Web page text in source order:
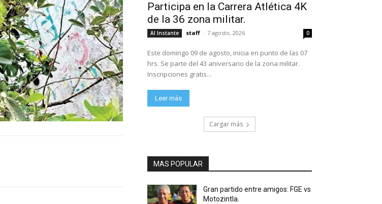
Participa en la Carrera Atlética 4K
de la 36 zona militar.
Al Instante staff - 7 agosto, 2026 0
Este domingo 09 de agosto, inicia en punto de las 07
hrs. Se parte del 43 aniversario de la zona militar.
Inscripciones gratis...
Leer más
Cargar más
MAS POPULAR
Gran partido entre amigos: FGE vs
Motozintla.